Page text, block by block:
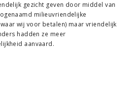
gezicht geven door middel van
milieuvriendelijke
wij voor betalen) maar vriendelijk
hadden ze meer
aanvaard.